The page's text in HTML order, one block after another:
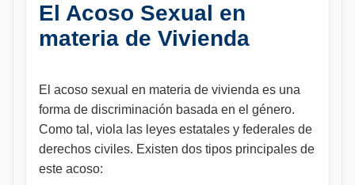
El Acoso Sexual en
materia de Vivienda
El acoso sexual en materia de vivienda es una
forma de discriminación basada en el género.
Como tal, viola las leyes estatales y federales de
derechos civiles. Existen dos tipos principales de
este acoso: